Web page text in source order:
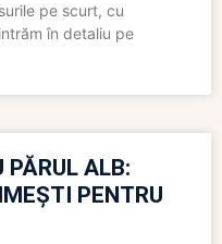
pe scurt, cu
în detaliu pe
ALB:
PENTRU